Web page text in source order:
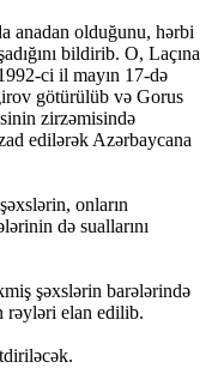
anadan olduğunu, hərbi
bildirib. O, Laçına
ci il mayın 17-də
götürülüb və Gorus
zirzəmisində
edilərək Azərbaycana
onların
də suallarını
şəxslərin barələrində
rəyləri elan edilib.